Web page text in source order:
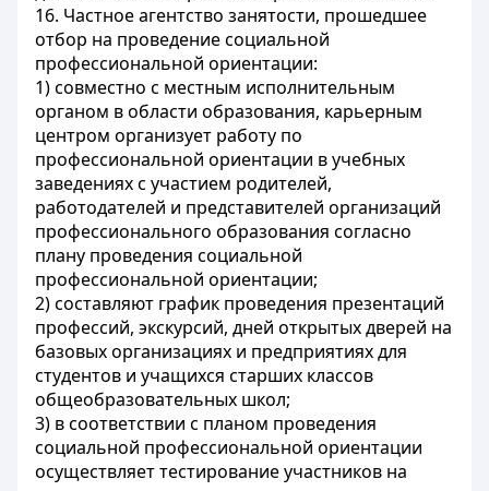
16. Частное агентство занятости, прошедшее
отбор на проведение социальной
профессиональной ориентации:
1) совместно с местным исполнительным
органом в области образования, карьерным
центром организует работу по
профессиональной ориентации в учебных
заведениях с участием родителей,
работодателей и представителей организаций
профессионального образования согласно
плану проведения социальной
профессиональной ориентации;
2) составляют график проведения презентаций
профессий, экскурсий, дней открытых дверей на
базовых организациях и предприятиях для
студентов и учащихся старших классов
общеобразовательных школ;
3) в соответствии с планом проведения
социальной профессиональной ориентации
осуществляет тестирование участников на